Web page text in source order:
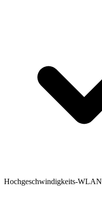
Hochgeschwindigkeits-WLAN